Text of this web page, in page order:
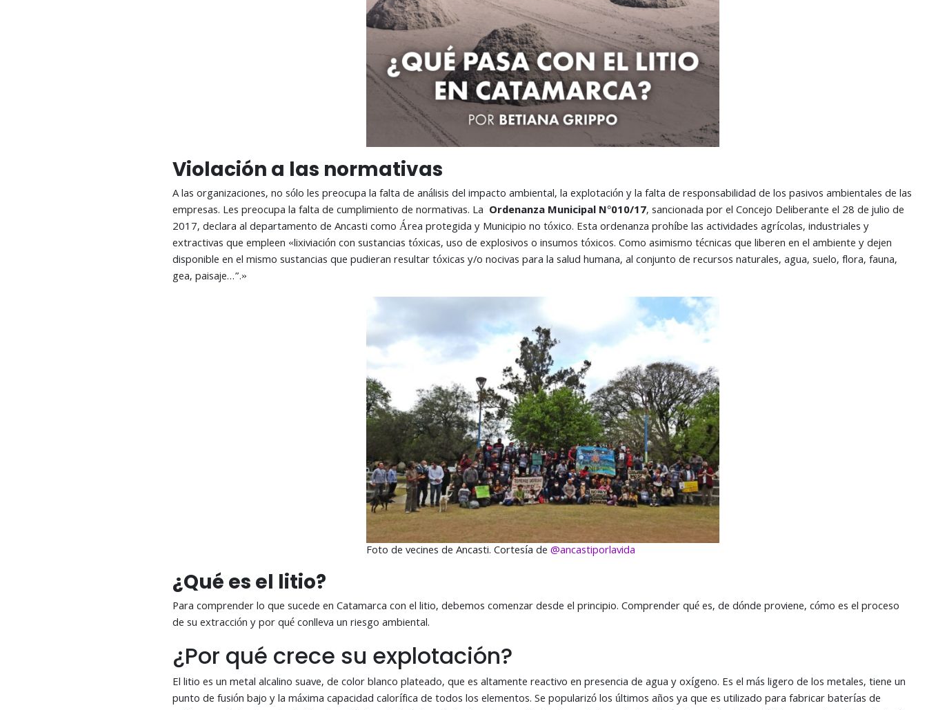
Violación a las normativas
A las organizaciones, no sólo les preocupa la falta de análisis del impacto ambiental, la explotación y la falta de responsabilidad de los pasivos ambientales de las
empresas. Les preocupa la falta de cumplimiento de normativas. La Ordenanza Municipal N°010/17, sancionada por el Concejo Deliberante el 28 de julio de
2017, declara al departamento de Ancasti como Área protegida y Municipio no tóxico. Esta ordenanza prohíbe las actividades agrícolas, industriales y
extractivas que empleen «lixiviación con sustancias tóxicas, uso de explosivos o insumos tóxicos. Como asimismo técnicas que liberen en el ambiente y dejen
disponible en el mismo sustancias que pudieran resultar tóxicas y/o nocivas para la salud humana, al conjunto de recursos naturales, agua, suelo, flora, fauna,
gea, paisaje…”.»
Foto de vecines de Ancasti. Cortesía de@ancastiporlavida
¿Qué es el litio?
Para comprender lo que sucede en Catamarca con el litio, debemos comenzar desde el principio. Comprender qué es, de dónde proviene, cómo es el proceso
de su extracción y por qué conlleva un riesgo ambiental.
¿Por qué crece su explotación?
El litio es un metal alcalino suave, de color blanco plateado, que es altamente reactivo en presencia de agua y oxígeno. Es el más ligero de los metales, tiene un
punto de fusión bajo y la máxima capacidad calorífica de todos los elementos. Se popularizó los últimos años ya que es utilizado para fabricar baterías de